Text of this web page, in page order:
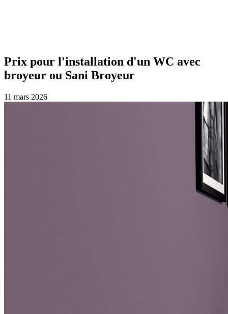
Prix pour l'installation d'un WC avec
broyeur ou Sani Broyeur
11 mars 2026